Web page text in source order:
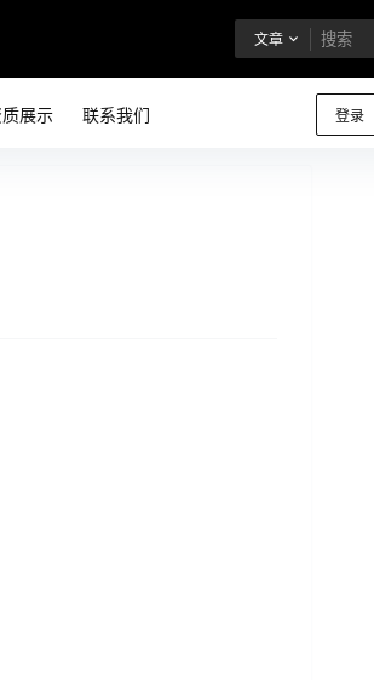
文章
登录
展示 联系我们